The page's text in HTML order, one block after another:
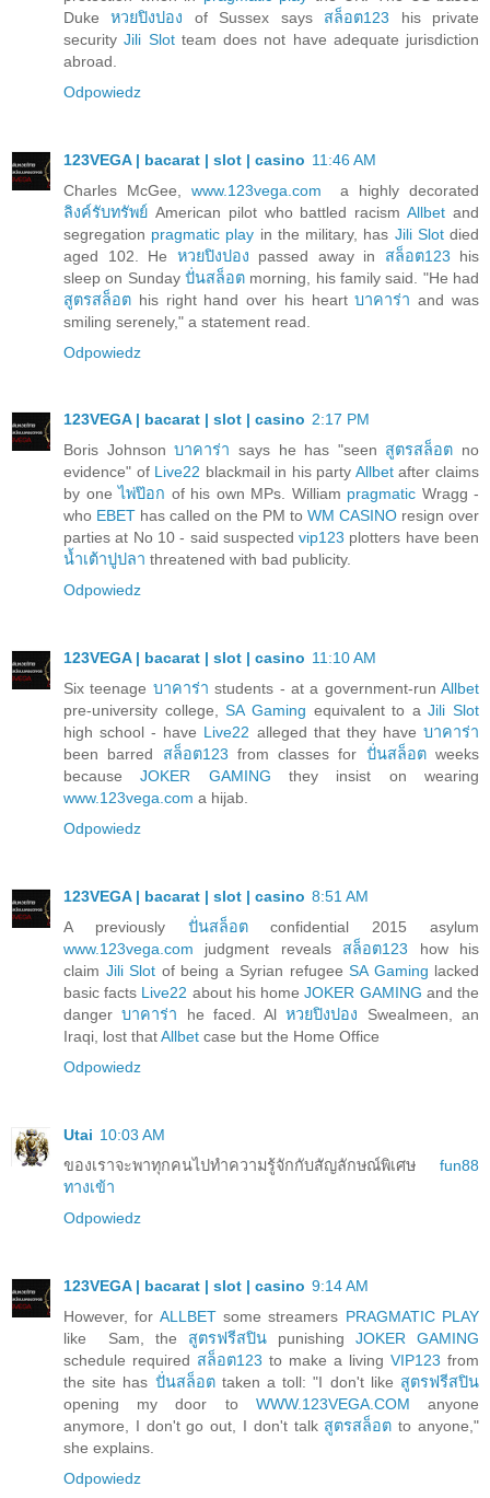
Dukeหวยปิงปอง of Sussex says สล็อต123 his private
securityJili Slotteam does not have adequate jurisdiction
abroad.
Odpowiedz
123VEGA | bacarat | slot | casino 11:46 AM
Charles McGee, www.123vega.com a highly decorated
ลิงค์รับทรัพย์ American pilot who battled racismAllbet and
segregation pragmatic play in the military, has Jili Slotdied
aged 102. He หวยปิงปอง passed away in สล็อต123 his
sleep on Sunday ปั่นสล็อต morning, his family said. "He had
สูตรสล็อต his right hand over his heartบาคาร่า and was
smiling serenely," a statement read.
Odpowiedz
123VEGA | bacarat | slot | casino 2:17 PM
Boris Johnsonบาคาร่า says he has "seen สูตรสล็อต no
evidence" of Live22 blackmail in his party Allbetafter claims
by oneไพ่ป๊อก of his own MPs. William pragmatic Wragg -
who EBET has called on the PM to WM CASINO resign over
parties at No 10 - said suspectedvip123 plotters have been
น้ำเต้าปูปลา threatened with bad publicity.
Odpowiedz
123VEGA | bacarat | slot | casino 11:10 AM
Six teenage บาคาร่า students - at a government-run Allbet
pre-university college,SA Gaming equivalent to aJili Slot
high school - have Live22 alleged that they haveบาคาร่า
been barred สล็อต123 from classes for ปั่นสล็อตweeks
becauseJOKER GAMING they insist on wearing
www.123vega.com a hijab.
Odpowiedz
123VEGA | bacarat | slot | casino 8:51 AM
A previously ปั่นสล็อตconfidential 2015 asylum
www.123vega.com judgment reveals สล็อต123 how his
claim Jili Slot of being a Syrian refugee SA Gaming lacked
basic facts Live22 about his homeJOKER GAMING and the
dangerบาคาร่า he faced. Alหวยปิงปอง Swealmeen, an
Iraqi, lost thatAllbet case but the Home Office
Odpowiedz
Utai 10:03 AM
ของเราจะพาทุกคนไปทำความรู้จักกับสัญลักษณ์พิเศษ fun88
ทางเข้า
Odpowiedz
123VEGA | bacarat | slot | casino 9:14 AM
However, for ALLBETsome streamers PRAGMATIC PLAY
like Sam, the สูตรฟรีสปิน punishing JOKER GAMING
schedule required สล็อต123 to make a living VIP123 from
the site has ปั่นสล็อตtaken a toll: "I don't like สูตรฟรีสปิน
opening my door to WWW.123VEGA.COM anyone
anymore, I don't go out, I don't talk สูตรสล็อต to anyone,"
she explains.
Odpowiedz